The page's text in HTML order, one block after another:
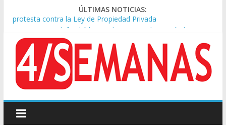
ÚLTIMAS NOTICIAS:
Sturzenegger defendió la Ley de Tierras y lamentó el retiro
Sáenz endurece su postura: rechaza cambios en Manejo del
Fuego y defiende la Ley de Tierras
Tormentas severas y fuertes ráfagas de viento: alerta del
Servicio Meteorológico
Los alquileres de departamentos en la CABA aumentaron
Represión frente al Congreso: tres detenidos durante la
protesta contra la Ley de Propiedad Privada